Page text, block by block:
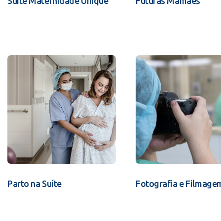
Parto na Suíte Fotografia e